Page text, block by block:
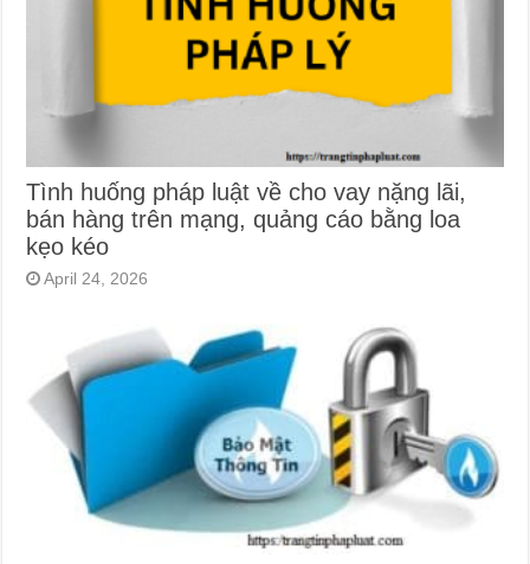
Tình huống pháp luật về cho vay nặng lãi,
bán hàng trên mạng, quảng cáo bằng loa
kẹo kéo
April 24, 2026